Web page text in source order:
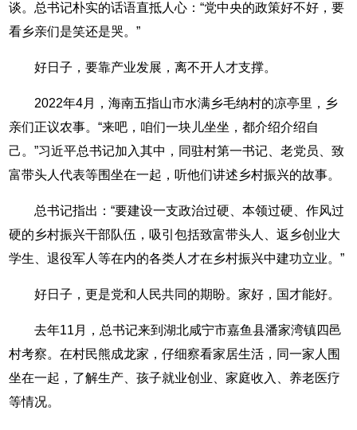
谈。总书记朴实的话语直抵人心：“党中央的政策好不好，要
看乡亲们是笑还是哭。”
好日子，要靠产业发展，离不开人才支撑。
2022年4月，海南五指山市水满乡毛纳村的凉亭里，乡
亲们正议农事。“来吧，咱们一块儿坐坐，都介绍介绍自
己。”习近平总书记加入其中，同驻村第一书记、老党员、致
富带头人代表等围坐在一起，听他们讲述乡村振兴的故事。
总书记指出：“要建设一支政治过硬、本领过硬、作风过
硬的乡村振兴干部队伍，吸引包括致富带头人、返乡创业大
学生、退役军人等在内的各类人才在乡村振兴中建功立业。”
好日子，更是党和人民共同的期盼。家好，国才能好。
去年11月，总书记来到湖北咸宁市嘉鱼县潘家湾镇四邑
村考察。在村民熊成龙家，仔细察看家居生活，同一家人围
坐在一起，了解生产、孩子就业创业、家庭收入、养老医疗
等情况。